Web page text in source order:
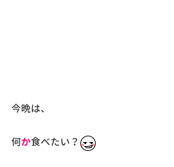
今晩は、
何か食べたい？